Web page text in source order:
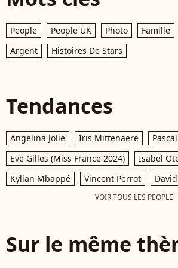
People People UK Photo Famille
Argent
Histoires De Stars
Tendances
Angelina Jolie Iris Mittenaere
Eve Gilles (Miss France 2024)
Isabel
Kylian Mbappé
Vincent Perrot
VOIR TOUS LES PEOPLE
Sur le même